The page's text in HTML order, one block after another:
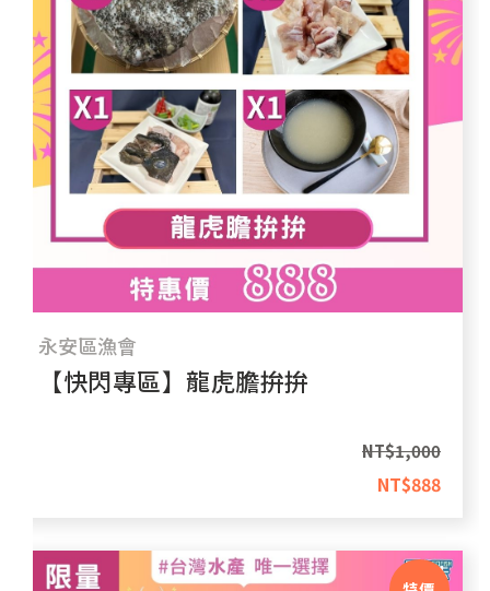
永安區漁會
【快閃專區】龍虎膽拚拚
NT$1,000
NT$888